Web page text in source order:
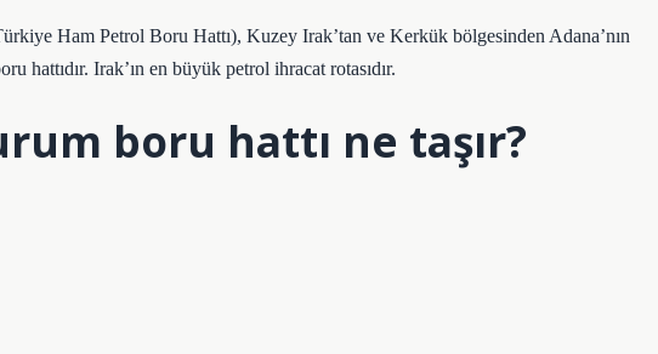
Ham Petrol Boru Hattı), Kuzey Irak’tan ve Kerkük bölgesinden Adana’nın
hattıdır. Irak’ın en büyük petrol ihracat rotasıdır.
boru hattı ne taşır?